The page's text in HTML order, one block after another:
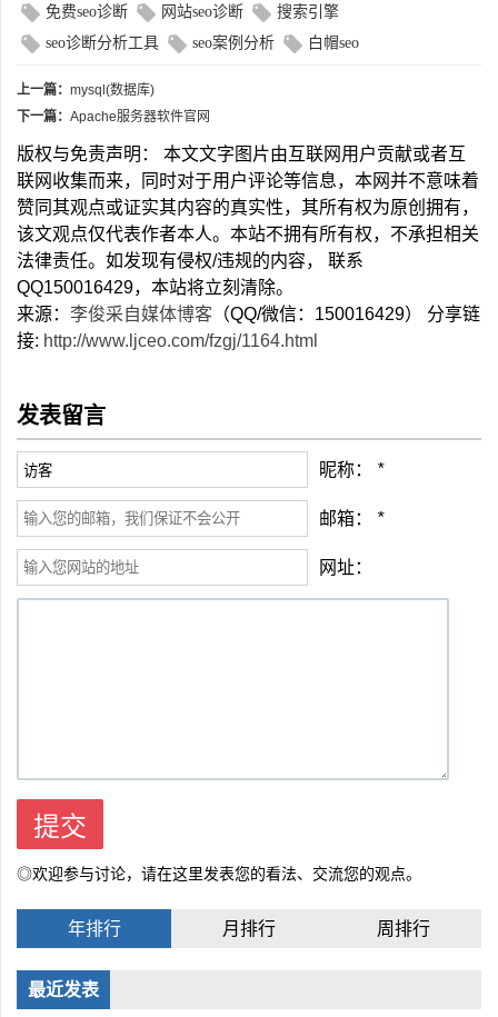
免费seo诊断
网站seo诊断
搜索引擎
seo诊断分析工具
seo案例分析 白帽seo
上一篇： mysql(数据库)
下一篇： Apache服务器软件官网
版权与免责声明： 本文文字图片由互联网用户贡献或者互
联网收集而来，同时对于用户评论等信息，本网并不意味着
赞同其观点或证实其内容的真实性，其所有权为原创拥有，
该文观点仅代表作者本人。本站不拥有所有权，不承担相关
法律责任。如发现有侵权/违规的内容， 联系
QQ150016429，本站将立刻清除。
来源： 李俊采自媒体博客 （QQ/微信：150016429） 分享链
接: http://www.ljceo.com/fzgj/1164.html
发表留言
昵称： *
邮箱： *
网址：
◎欢迎参与讨论，请在这里发表您的看法、交流您的观点。
年排行 月排行 周排行
最近发表